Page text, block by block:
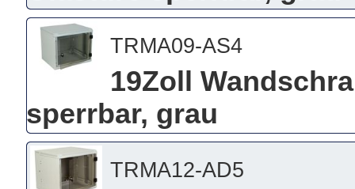
TRMA09-AS4
19Zoll
sperrbar, grau
TRMA12-AD5